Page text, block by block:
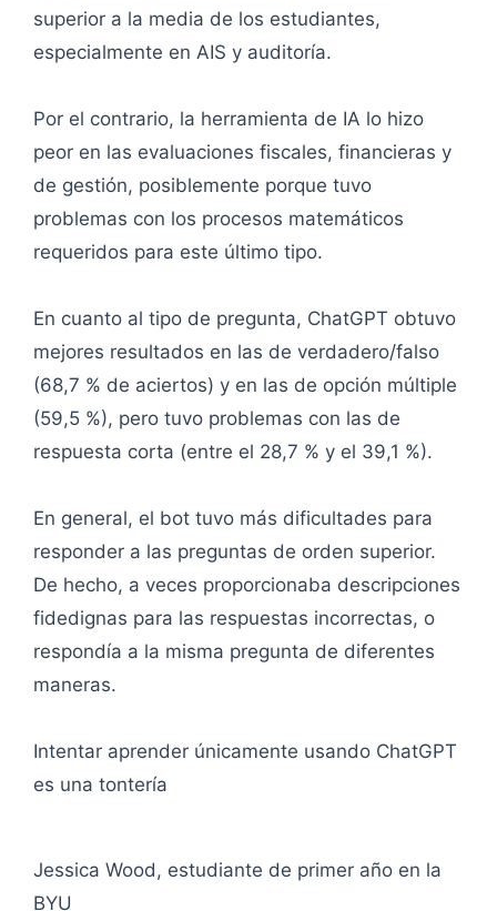
superior a la media de los estudiantes,
especialmente en AIS y auditoría.
Por el contrario, la herramienta de IA lo hizo
peor en las evaluaciones fiscales, financieras y
de gestión, posiblemente porque tuvo
problemas con los procesos matemáticos
requeridos para este último tipo.
En cuanto al tipo de pregunta, ChatGPT obtuvo
mejores resultados en las de verdadero/falso
(68,7 % de aciertos) y en las de opción múltiple
(59,5 %), pero tuvo problemas con las de
respuesta corta (entre el 28,7 % y el 39,1 %).
En general, el bot tuvo más dificultades para
responder a las preguntas de orden superior.
De hecho, a veces proporcionaba descripciones
fidedignas para las respuestas incorrectas, o
respondía a la misma pregunta de diferentes
maneras.
Intentar aprender únicamente usando ChatGPT
es una tontería
Jessica Wood, estudiante de primer año en la
BYU